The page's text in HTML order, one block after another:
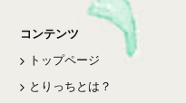
コンテンツ
トップページ
とりっちとは？